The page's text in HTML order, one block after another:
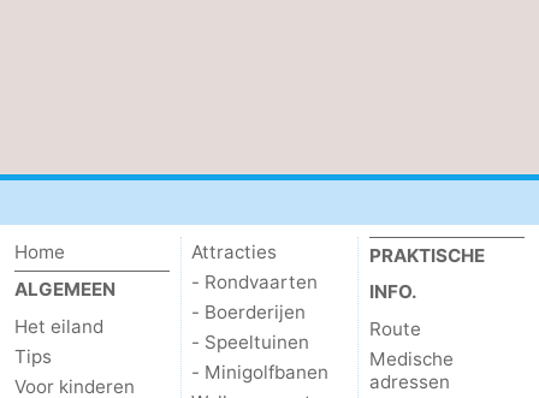
Home
ALGEMEEN
Het eiland
Tips
Voor kinderen
Attracties
- Rondvaarten
- Boerderijen
- Speeltuinen
- Minigolfbanen
PRAKTISCHE
INFO.
Route
Medische
adressen